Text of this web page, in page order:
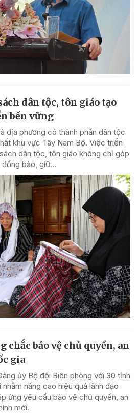
dân tộc, tôn giáo tạo
bền vững
địa phương có thành phần dân tộc
khu vực Tây Nam Bộ. Việc triển
dân tộc, tôn giáo không chỉ góp
bào, giữ...
chắc bảo vệ chủ quyền, an
gia
ủy Bộ đội Biên phòng với 30 tỉnh
nâng cao hiệu quả lãnh đạo
ứng yêu cầu bảo vệ chủ quyền, an
mới.